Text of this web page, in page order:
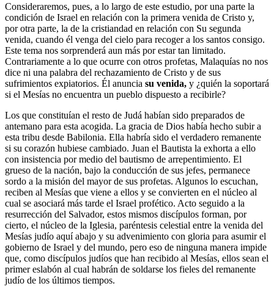
Consideraremos, pues, a lo largo de este estudio, por una parte la
condición de Israel en relación con la primera venida de Cristo y,
por otra parte, la de la cristiandad en relación con Su segunda
venida, cuando él venga del cielo para recoger a los santos consigo.
Este tema nos sorprenderá aun más por estar tan limitado.
Contrariamente a lo que ocurre con otros profetas, Malaquías no nos
dice ni una palabra del rechazamiento de Cristo y de sus
sufrimientos expiatorios. Él anuncia su venida, y ¿quién la soportará
si el Mesías no encuentra un pueblo dispuesto a recibirle?
Los que constituían el resto de Judá habían sido preparados de
antemano para esta acogida. La gracia de Dios había hecho subir a
esta tribu desde Babilonia. Ella habría sido el verdadero remanente
si su corazón hubiese cambiado. Juan el Bautista la exhorta a ello
con insistencia por medio del bautismo de arrepentimiento. El
grueso de la nación, bajo la conducción de sus jefes, permanece
sordo a la misión del mayor de sus profetas. Algunos lo escuchan,
reciben al Mesías que viene a ellos y se convierten en el núcleo al
cual se asociará más tarde el Israel profético. Acto seguido a la
resurrección del Salvador, estos mismos discípulos forman, por
cierto, el núcleo de la Iglesia, paréntesis celestial entre la venida del
Mesías judío aquí abajo y su advenimiento con gloria para asumir el
gobierno de Israel y del mundo, pero eso de ninguna manera impide
que, como discípulos judíos que han recibido al Mesías, ellos sean el
primer eslabón al cual habrán de soldarse los fieles del remanente
judío de los últimos tiempos.